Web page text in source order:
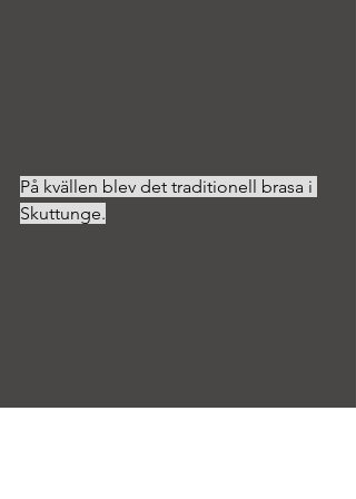
På kvällen blev det traditionell brasa i
Skuttunge.